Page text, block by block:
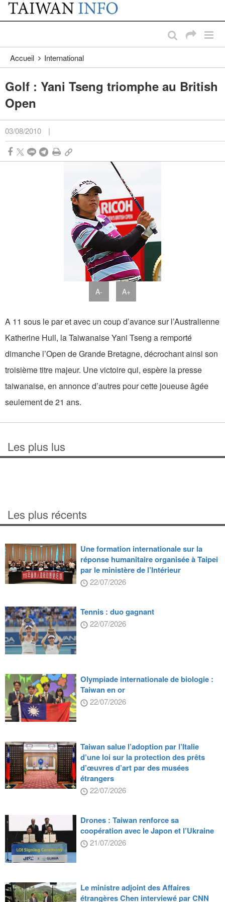
Passer au contenu principal
:::
Accueil International
Golf : Yani Tseng triomphe au British
Open
03/08/2010 |
A- A+
A 11 sous le par et avec un coup d’avance sur l’Australienne
Katherine Hull, la Taiwanaise Yani Tseng a remporté
dimanche l’Open de Grande Bretagne, décrochant ainsi son
troisième titre majeur. Une victoire qui, espère la presse
taiwanaise, en annonce d’autres pour cette joueuse âgée
seulement de 21 ans.
Les plus lus
Les plus récents
Une formation internationale sur la
réponse humanitaire organisée à Taipei
par le ministère de l’Intérieur
22/07/2026
Tennis : duo gagnant
22/07/2026
Olympiade internationale de biologie :
Taiwan en or
22/07/2026
Taiwan salue l’adoption par l’Italie
d’une loi sur la protection des prêts
d’œuvres d’art par des musées
étrangers
22/07/2026
Drones : Taiwan renforce sa
coopération avec le Japon et l’Ukraine
21/07/2026
Le ministre adjoint des Affaires
étrangères Chen interviewé par CNN